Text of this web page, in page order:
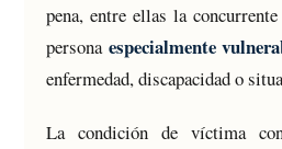
pena, entre ellas la
persona especialmente
enfermedad, discapacidad o
La condición de víctima